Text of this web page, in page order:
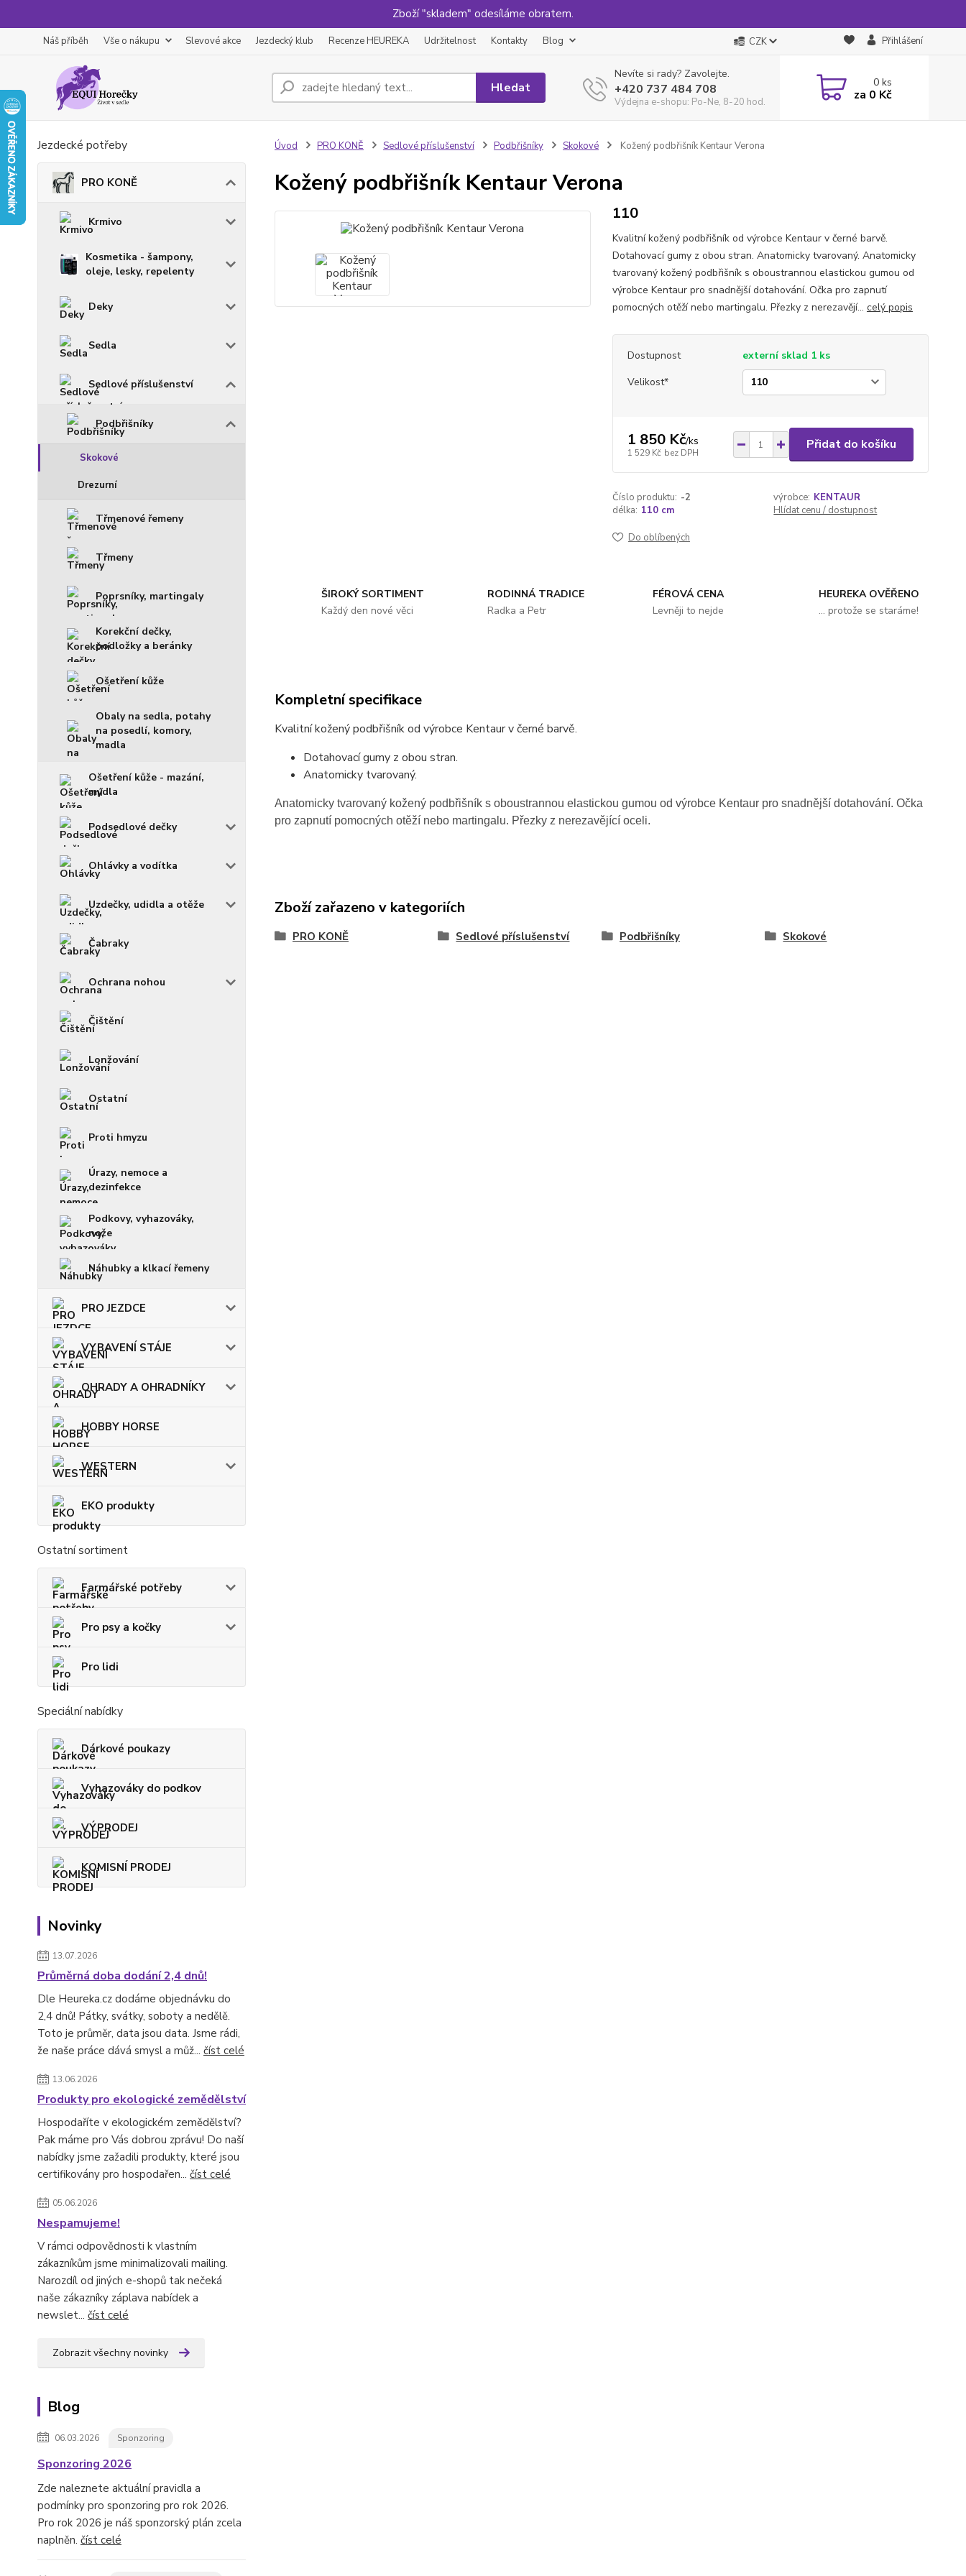
Zboží "skladem" odesíláme obratem.
Náš příběh Vše o nákupu Slevové akce Jezdecký klub Recenze HEUREKA Udržitelnost Kontakty Blog CZK Přihlášení
Hledat
Nevíte si rady? Zavolejte.
+420 737 484 708
Výdejna e-shopu: Po-Ne, 8-20 hod.
0ks
za 0 Kč
Jezdecké potřeby
PRO KONĚ
Krmivo
Kosmetika - šampony,
oleje, lesky, repelenty
Deky
Sedla
Sedlové příslušenství
Podbřišníky
Skokové
Drezurní
Třmenové řemeny
Třmeny
Poprsníky, martingaly
Korekční dečky,
podložky a beránky
Ošetření kůže
Obaly na sedla, potahy
na posedlí, komory,
madla
Ošetření kůže - mazání,
mýdla
Podsedlové dečky
Ohlávky a vodítka
Uzdečky, udidla a otěže
Čabraky
Ochrana nohou
Čištění
Lonžování
Ostatní
Proti hmyzu
Úrazy, nemoce a
dezinfekce
Podkovy, vyhazováky,
nože
Náhubky a klkací řemeny
PRO JEZDCE
VYBAVENÍ STÁJE
OHRADY A OHRADNÍKY
HOBBY HORSE
WESTERN
EKO produkty
Ostatní sortiment
Farmářské potřeby
Pro psy a kočky
Pro lidi
Speciální nabídky
Dárkové poukazy
Vyhazováky do podkov
VÝPRODEJ
KOMISNÍ PRODEJ
Novinky
13.07.2026
Průměrná doba dodání 2,4 dnů!
Dle Heureka.cz dodáme objednávku do
2,4 dnů! Pátky, svátky, soboty a nedělě.
Toto je průměr, data jsou data. Jsme rádi,
že naše práce dává smysl a můž... číst celé
13.06.2026
Produkty pro ekologické zemědělství
Hospodaříte v ekologickém zemědělství?
Pak máme pro Vás dobrou zprávu! Do naší
nabídky jsme zažadili produkty, které jsou
certifikovány pro hospodařen... číst celé
05.06.2026
Nespamujeme!
V rámci odpovědnosti k vlastním
zákazníkům jsme minimalizovali mailing.
Narozdíl od jiných e-shopů tak nečeká
naše zákazníky záplava nabídek a
newslet... číst celé
Zobrazit všechny novinky
Blog
06.03.2026 Sponzoring
Sponzoring 2026
Zde naleznete aktuální pravidla a
podmínky pro sponzoring pro rok 2026.
Pro rok 2026 je náš sponzorský plán zcela
naplněn. číst celé
Úvod PRO KONĚ Sedlové příslušenství Podbřišníky Skokové Kožený podbřišník Kentaur Verona
Kožený podbřišník Kentaur Verona
110
Kvalitní kožený podbřišník od výrobce Kentaur v černé barvě.
Dotahovací gumy z obou stran. Anatomicky tvarovaný. Anatomicky
tvarovaný kožený podbřišník s oboustrannou elastickou gumou od
výrobce Kentaur pro snadnější dotahování. Očka pro zapnutí
pomocných otěží nebo martingalu. Přezky z nerezavějí... celý popis
Dostupnost
externí sklad 1 ks
Velikost*
1 850 Kč/ks
1 529 Kč bez DPH
Přidat do košíku
Číslo produktu: -2 výrobce: KENTAUR
délka: 110 cm Hlídat cenu / dostupnost
Do oblíbených
ŠIROKÝ SORTIMENT
Každý den nové věci
RODINNÁ TRADICE
Radka a Petr
FÉROVÁ CENA
Levněji to nejde
HEUREKA OVĚŘENO
... protože se staráme!
Kompletní specifikace
Kvalitní kožený podbřišník od výrobce Kentaur v černé barvě.
Dotahovací gumy z obou stran.
Anatomicky tvarovaný.
Anatomicky tvarovaný kožený podbřišník s oboustrannou elastickou gumou od výrobce Kentaur pro snadnější dotahování. Očka
pro zapnutí pomocných otěží nebo martingalu. Přezky z nerezavějící oceli.
Zboží zařazeno v kategoriích
PRO KONĚ Sedlové příslušenství Podbřišníky Skokové